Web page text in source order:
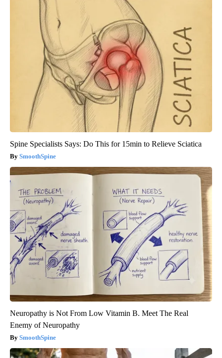
Spine Specialists Says: Do This for 15min to Relieve Sciatica
SmoothSpine
Neuropathy is Not From Low Vitamin B. Meet The Real
Enemy of Neuropathy
SmoothSpine